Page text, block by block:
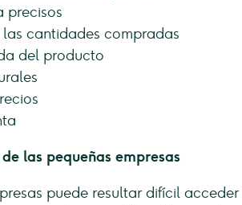
precisos
cantidades compradas
del producto
las pequeñas empresas
puede resultar difícil